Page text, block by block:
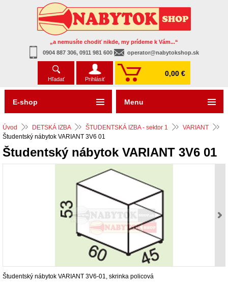
„a nemusíte chodiť nikde, my prídeme k Vám...“
0904 887 306, 0911 981 600
operator@nabytokshop.sk
Hľadať Prihlásiť
0,00 €
Úvod DETSKÁ IZBA ŠTUDENTSKÁ IZBA - sektor 1
VARIANT
Študentský nábytok VARIANT 3V6 01
Študentský nábytok VARIANT 3V6 01
Študentský nábytok VARIANT 3V6-01, skrinka policová
E-shop Menu